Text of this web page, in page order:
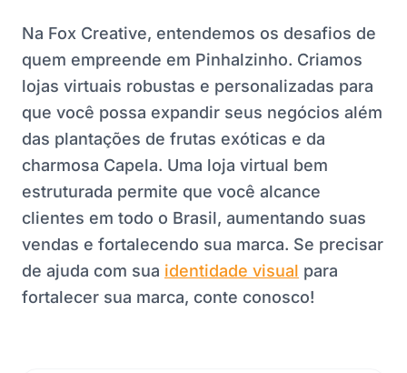
Na Fox Creative, entendemos os desafios de
quem empreende em Pinhalzinho. Criamos
lojas virtuais robustas e personalizadas para
que você possa expandir seus negócios além
das plantações de frutas exóticas e da
charmosa Capela. Uma loja virtual bem
estruturada permite que você alcance
clientes em todo o Brasil, aumentando suas
vendas e fortalecendo sua marca. Se precisar
de ajuda com sua identidade visual para
fortalecer sua marca, conte conosco!